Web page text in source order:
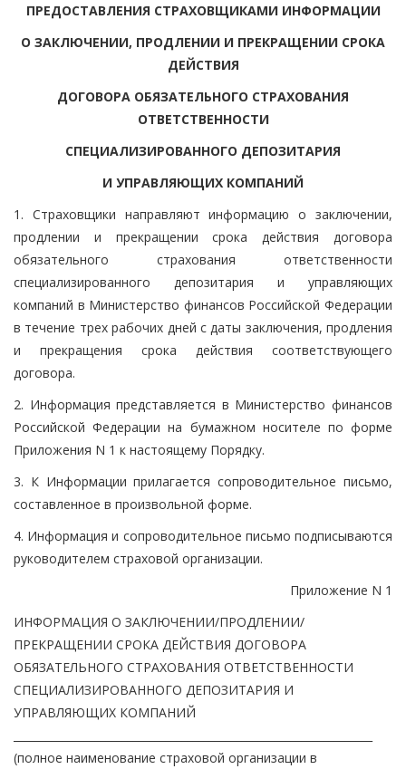
ПРЕДОСТАВЛЕНИЯ СТРАХОВЩИКАМИ ИНФОРМАЦИИ
О ЗАКЛЮЧЕНИИ, ПРОДЛЕНИИ И ПРЕКРАЩЕНИИ СРОКА
ДЕЙСТВИЯ
ДОГОВОРА ОБЯЗАТЕЛЬНОГО СТРАХОВАНИЯ
ОТВЕТСТВЕННОСТИ
СПЕЦИАЛИЗИРОВАННОГО ДЕПОЗИТАРИЯ
И УПРАВЛЯЮЩИХ КОМПАНИЙ
1. Страховщики направляют информацию о заключении,
продлении и прекращении срока действия договора
обязательного страхования ответственности
специализированного депозитария и управляющих
компаний в Министерство финансов Российской Федерации
в течение трех рабочих дней с даты заключения, продления
и прекращения срока действия соответствующего
договора.
2. Информация представляется в Министерство финансов
Российской Федерации на бумажном носителе по форме
Приложения N 1 к настоящему Порядку.
3. К Информации прилагается сопроводительное письмо,
составленное в произвольной форме.
4. Информация и сопроводительное письмо подписываются
руководителем страховой организации.
Приложение N 1
ИНФОРМАЦИЯ О ЗАКЛЮЧЕНИИ/ПРОДЛЕНИИ/
ПРЕКРАЩЕНИИ СРОКА ДЕЙСТВИЯ ДОГОВОРА
ОБЯЗАТЕЛЬНОГО СТРАХОВАНИЯ ОТВЕТСТВЕННОСТИ
СПЕЦИАЛИЗИРОВАННОГО ДЕПОЗИТАРИЯ И
УПРАВЛЯЮЩИХ КОМПАНИЙ
(полное наименование страховой организации в